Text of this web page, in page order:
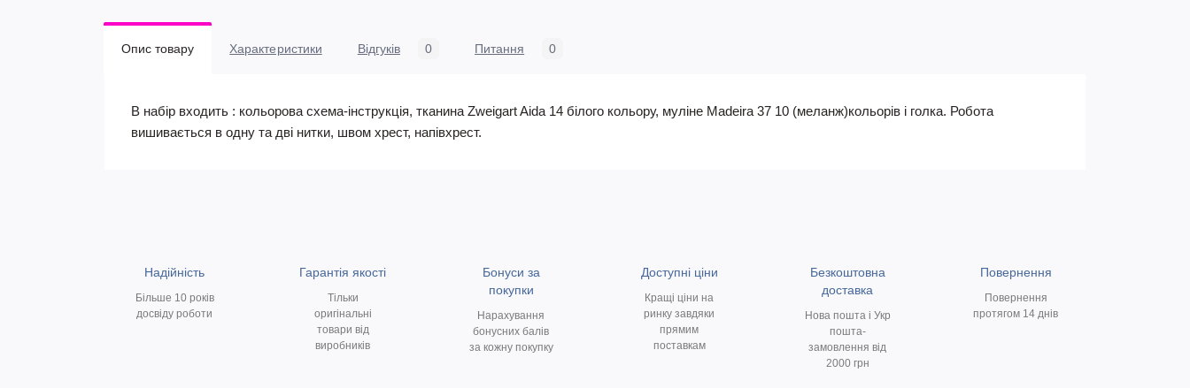
Опис товару Характеристики Відгуків 0 Питання 0
В набір входить : кольорова схема-інструкція, тканина Zweigart Aida 14 білого кольору, муліне Madeira 37 10 (меланж)кольорів і голка. Робота
вишивається в одну та дві нитки, швом хрест, напівхрест.
Надійність
Більше 10 років
досвіду роботи
Гарантія якості
Тільки
оригінальні
товари від
виробників
Бонуси за
покупки
Нарахування
бонусних балів
за кожну покупку
Доступні ціни
Кращі ціни на
ринку завдяки
прямим
поставкам
Безкоштовна
доставка
Нова пошта і Укр
пошта-
замовлення від
2000 грн
Повернення
Повернення
протягом 14 днів